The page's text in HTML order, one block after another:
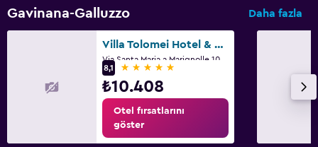
Gavinana-Galluzzo Daha fazla
Villa Tolomei Hotel & Resort
8,1
5 yıldız
₺10.408
Otel fırsatlarını
göster